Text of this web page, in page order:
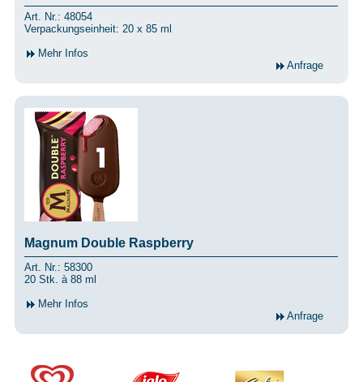
Art. Nr.: 48054
Verpackungseinheit: 20 x 85 ml
Mehr Infos
Anfrage
Magnum Double Raspberry
Art. Nr.: 58300
20 Stk. à 88 ml
Mehr Infos
Anfrage